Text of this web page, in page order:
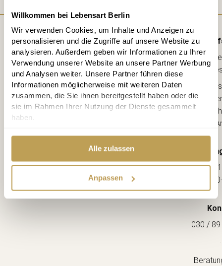
Willkommen bei Lebensart Berlin
Wir verwenden Cookies, um Inhalte und Anzeigen zu
personalisieren und die Zugriffe auf unsere Website zu
analysieren. Außerdem geben wir Informationen zu Ihrer
Verwendung unserer Website an unsere Partner Werbung
und Analysen weiter. Unsere Partner führen diese
Informationen möglicherweise mit weiteren Daten
zusammen, die Sie ihnen bereitgestellt haben oder die
sie im Rahmen Ihrer Nutzung der Dienste gesammelt
haben.
Alle zulassen
Anpassen
12163
(Ecke
-->
Mo-Fr:
Sa:
030 /